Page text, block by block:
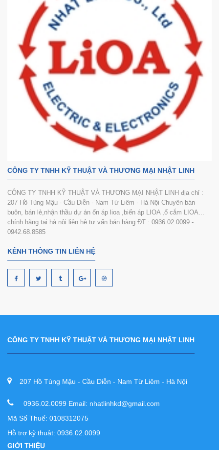
CÔNG TY TNHH KỸ THUẬT VÀ THƯƠNG MẠI NHẬT LINH
CÔNG TY TNHH KỸ THUẬT VÀ THƯƠNG MẠI NHẬT LINH địa chỉ :
207 Hồ Tùng Mậu - Cầu Diễn - Nam Từ Liêm - Hà Nội Chuyên bán
buôn, bán lẻ,nhận thầu dự án ổn áp lioa ,biến áp LIOA ,ổ cắm LIOA...
chính hãng tại hà nội liên hệ tư vấn bán hàng ĐT : 0936.02.0099 -
0942.68.8585
KÊNH THÔNG TIN LIÊN HỆ
CÔNG TY TNHH KỸ THUẬT VÀ THƯƠNG MẠI NHẬT LINH
207 Hồ Tùng Mậu - Cầu Diễn - Nam Từ Liêm - Hà Nội
0936.02.0099 Email: nhatlinhkd@gmail.com
Mã Số Thuế: 0108312075
Hỗ trợ kỹ thuật: 0936.02.0099
GIỚI THIỆU